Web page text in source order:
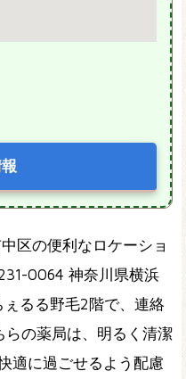
区の便利なロケーショ
0064 神奈川県横浜
るる野毛2階で、連絡
の薬局は、明るく清潔
適に過ごせるよう配慮